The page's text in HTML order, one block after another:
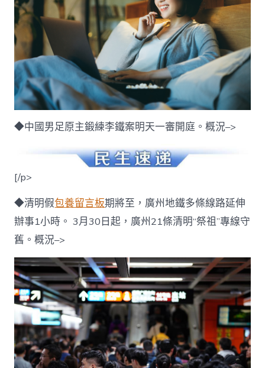
庭〉
中
◆中國男足原主鍛練李鐵案明天一審開庭。概況–>
[/p>
◆清明假包養留言板期將至，廣州地鐵多條線路延伸
辦事1小時。 3月30日起，廣州21條清明“祭祖”專線守
舊。概況–>